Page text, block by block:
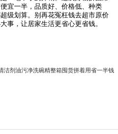
宜一半，品质好、价格低、种类
级划算。别再花冤枉钱去超市原价
事，让居家生活更省心更省钱。
洁剂油污净洗碗精整箱囤货拼着用省一半钱